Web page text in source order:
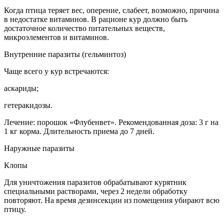
Когда птица теряет вес, оперение, слабеет, возможно, причина
в недостатке витаминов. В рационе кур должно быть
достаточное количество питательных веществ,
микроэлементов и витаминов.
Внутренние паразиты (гельминтоз)
Чаще всего у кур встречаются:
аскариды;
гетеракидозы.
Лечение: порошок «Флубенвет». Рекомендованная доза: 3 г на
1 кг корма. Длительность приема до 7 дней.
Наружные паразиты
Клопы
Для уничтожения паразитов обрабатывают курятник
специальными растворами, через 2 недели обработку
повторяют. На время дезинсекции из помещения убирают всю
птицу.